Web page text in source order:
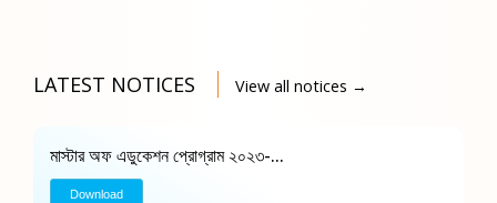
LATEST NOTICES View all notices →
মাস্টার অফ এডুকেশন প্রোগ্রাম ২০২৩-...
Download